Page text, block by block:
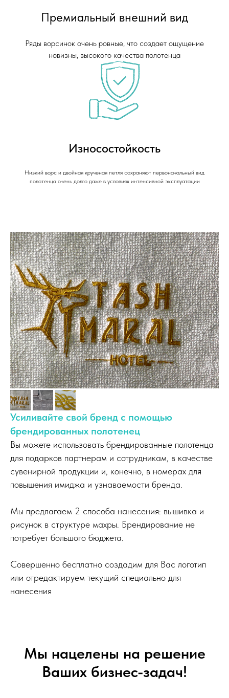
Премиальный внешний вид
Ряды ворсинок очень ровные, что создает ощущение
новизны, высокого качества полотенца
Износостойкость
Низкий ворс и двойная крученая петля сохраняют первоначальный вид
полотенца очень долго даже в условиях интенсивной эксплуатации
Усиливайте свой бренд с помощью
брендированных полотенец
Вы можете использовать брендированные полотенца
для подарков партнерам и сотрудникам, в качестве
сувенирной продукции и, конечно, в номерах для
повышения имиджа и узнаваемости бренда.
Мы предлагаем 2 способа нанесения: вышивка и
рисунок в структуре махры. Брендирование не
потребует большого бюджета.
Совершенно бесплатно создадим для Вас логотип
или отредактируем текущий специально для
нанесения
Мы нацелены на решение
Ваших бизнес-задач!